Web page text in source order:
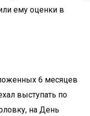
ему оценки в
6 месяцев
выступать по
на День